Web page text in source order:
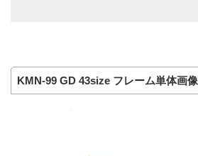
KMN-99 GD 43size フレーム単体画像